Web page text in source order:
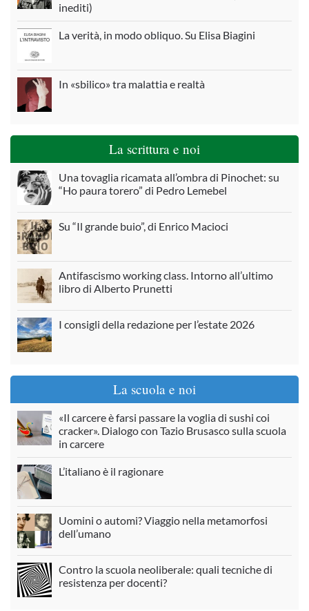
inediti)
La verità, in modo obliquo. Su Elisa Biagini
In «sbilico» tra malattia e realtà
La scrittura e noi
Una tovaglia ricamata all’ombra di Pinochet: su
“Ho paura torero” di Pedro Lemebel
Su “Il grande buio”, di Enrico Macioci
Antifascismo working class. Intorno all’ultimo
libro di Alberto Prunetti
I consigli della redazione per l’estate 2026
La scuola e noi
«Il carcere è farsi passare la voglia di sushi coi
cracker». Dialogo con Tazio Brusasco sulla scuola
in carcere
L’italiano è il ragionare
Uomini o automi? Viaggio nella metamorfosi
dell’umano
Contro la scuola neoliberale: quali tecniche di
resistenza per docenti?